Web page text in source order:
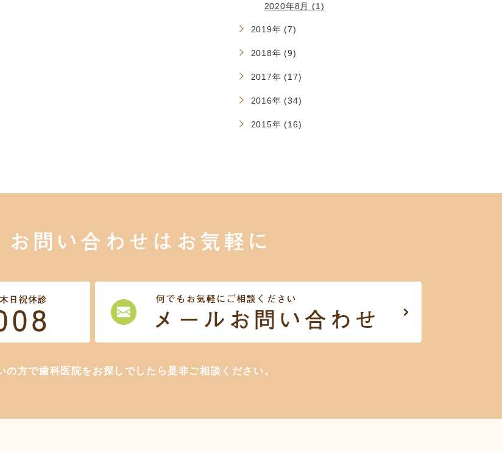
2020年8月 (1)
2019年 (7)
2018年 (9)
2017年 (17)
2016年 (34)
2015年 (16)
お問い合わせは お気軽に
の方で歯科医院をお探しでしたら是非ご相談ください。